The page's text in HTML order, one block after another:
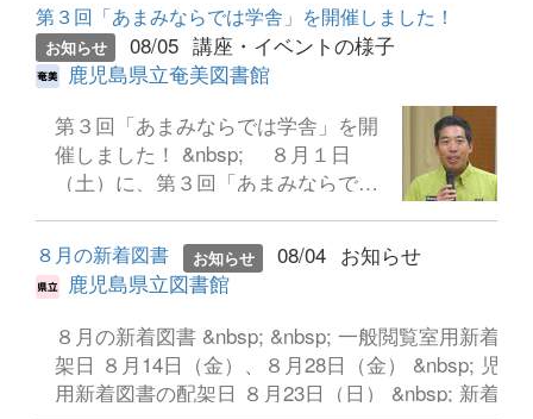
学校小学部の教職員等を対象に、読
書指導の推進と学校図書館関係職員
の資質向上のための講座を開催しま
した。 &nbsp; 42名の参加があ
り、学校図書館の役割や授業等での
利活用、読書指導の推進等につい
て、講義や実習、実践発表、情報交
換を行い、学びを深めました。 本
講座をとおして得られた知識や情
報、実践方法は、それぞれの園や学
た教育活動の充実につながることと
思います。 &nbsp; 【講座の内容】
・ 学校図書館の役割と第５次鹿
第３回「あまみならでは学舎」を開催しました！
お知らせ 08/05 講座・イベントの様子
鹿児島県立奄美図書館
第３回「あまみならでは学舎」を開
催しました！ &nbsp; ８月１日
（土）に、第３回「あまみならでは
本 以智人氏（環境省奄美群島国立
公園管理事務所 国立公園保護管理
企画官）をお招きして、「世界自然
遺産！奄美大島の自然保護と活用を
考える」という演題で、お話をして
いただきました。 参加された方か
らは、「奄美に暮らす人や奄美を訪
８月の新着図書 お知らせ 08/04 お知らせ
鹿児島県立図書館
８月の新着図書 &nbsp; &nbsp; 一般閲覧室用新着図
架日 ８月14日（金）、８月28日（金） &nbsp; 児童
用新着図書の配架日 ８月23日（日） &nbsp; 新着図